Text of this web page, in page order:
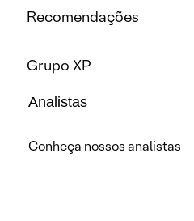
Recomendações
Grupo XP
Analistas
Conheça nossos analistas